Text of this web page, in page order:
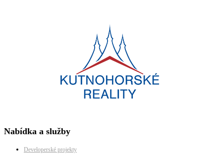
Nabídka a služby
Developerské projekty